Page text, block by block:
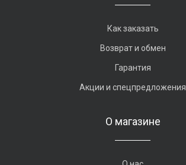
Как заказать
Возврат и обмен
Гарантия
Акции и спецпредложения
О магазине